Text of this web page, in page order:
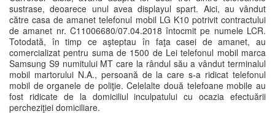
sustrase, deoarece unul avea displayul spart. Aici, au vândut
către casa de amanet telefonul mobil LG K10 potrivit contractului
de amanet nr. C11006680/07.04.2018 întocmit pe numele LCR.
Totodată, în timp ce aşteptau în faţa casei de amanet, au
comercializat pentru suma de 1500 de Lei telefonul mobil marca
Samsung S9 numitului MT care la rândul său a vândut terminalul
mobil martorului N.A., persoană de la care s-a ridicat telefonul
mobil de organele de poliţie. Celelalte două telefoane mobile au
fost ridicate de la domiciliul inculpatului cu ocazia efectuării
percheziţiei domiciliare.